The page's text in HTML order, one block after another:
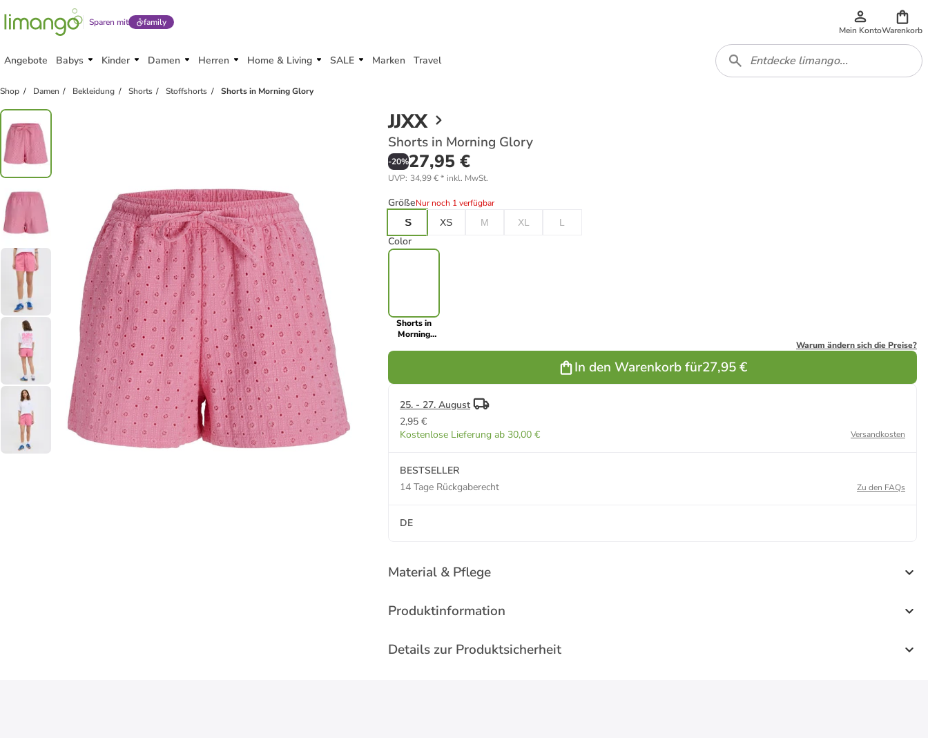
Sparen mit family
Mein KontoWarenkorb
Angebote Babys Kinder Damen Herren Home & Living SALE Marken Travel
Shop Damen Bekleidung Shorts Stoffshorts Shorts in Morning Glory
JJXX
Shorts in Morning Glory
-20%27,95 €
UVP: 34,99 €* inkl. MwSt.
GrößeNur noch 1 verfügbar
S
XS M XL L
Color
Shorts in
Morning
Warum ändern sich die Preise?
In den Warenkorb für27,95 €
25. - 27. August
2,95 €
Kostenlose Lieferung ab 30,00 €
Versandkosten
BESTSELLER
14 Tage Rückgaberecht
Zu den FAQs
DE
Material & Pflege
Produktinformation
Details zur Produktsicherheit